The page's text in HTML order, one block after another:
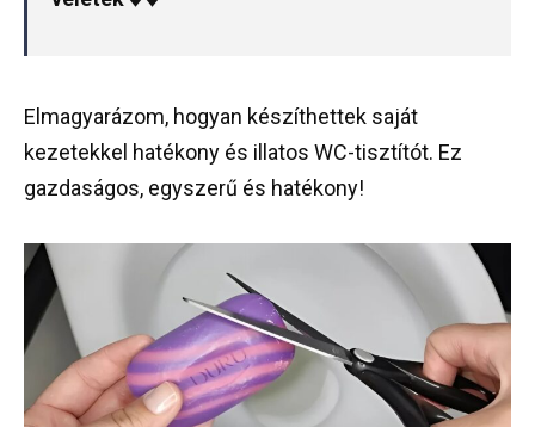
Elmagyarázom, hogyan készíthettek saját
kezetekkel hatékony és illatos WC-tisztítót. Ez
gazdaságos, egyszerű és hatékony!